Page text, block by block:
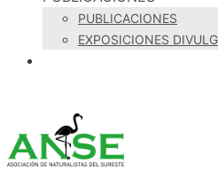
PUBLICACIONES
EXPOSICIONES